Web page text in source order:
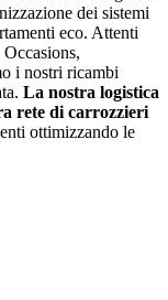
dei sistemi
eco. Attenti
i nostri ricambi
La nostra logistica
rete di carrozzieri
ottimizzando le